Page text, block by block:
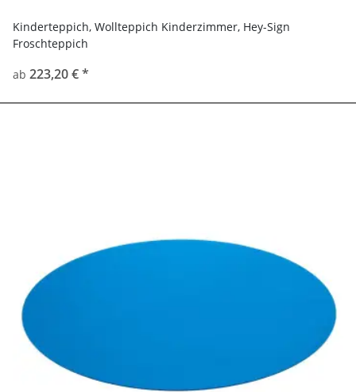
Kinderteppich, Wollteppich Kinderzimmer, Hey-Sign
Froschteppich
ab 223,20 €*